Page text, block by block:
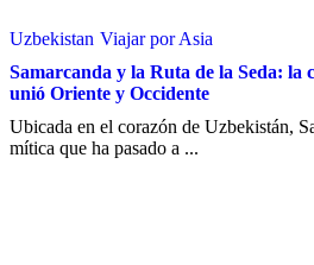
Uzbekistan Viajar por Asia
Samarcanda y la Ruta de la Seda: la
unió Oriente y Occidente
Ubicada en el corazón de Uzbekistán,
mítica que ha pasado a ...